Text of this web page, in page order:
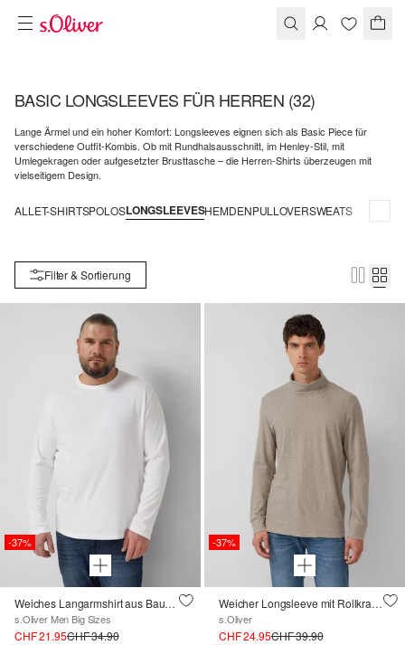
BASIC LONGSLEEVES FÜR HERREN (32)
Lange Ärmel und ein hoher Komfort: Longsleeves eignen sich als Basic Piece für
verschiedene Outfit-Kombis. Ob mit Rundhalsausschnitt, im Henley-Stil, mit
Umlegekragen oder aufgesetzter Brusttasche – die Herren-Shirts überzeugen mit
vielseitigem Design.
ALLET-SHIRTSPOLOSLONGSLEEVESHEMDENPULLOVERSWEATS
Filter & Sortierung
-37%
Weiches Langarmshirt aus Baumwolle
s.Oliver Men Big Sizes
CHF 21.95CHF 34.90
-37%
Weicher Longsleeve mit Rollkragen und Ärmelbündchen
s.Oliver
CHF 24.95CHF 39.90